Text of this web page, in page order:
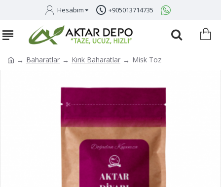
Hesabım +905013714735
Baharatlar Kırık Baharatlar Misk Toz